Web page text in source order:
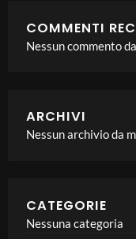
COMMENTI
Nessun commento
ARCHIVI
Nessun archivio da
CATEGORIE
Nessuna categoria